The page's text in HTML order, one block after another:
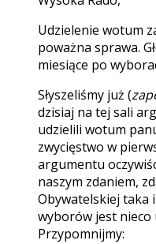
Udzielenie wotum
poważna sprawa.
miesiące po
Słyszeliśmy już (
dzisiaj na tej sali
udzielili wotum
zwycięstwo w
argumentu
naszym zdaniem,
Obywatelskiej taka
wyborów jest nieco
Przypomnijmy: